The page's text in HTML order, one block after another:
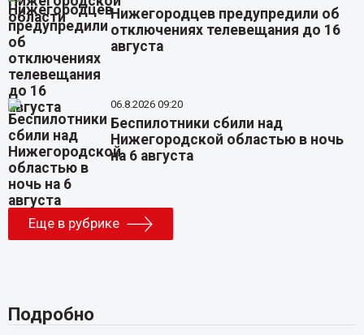
Нижегородцев предупредили об
отключениях телевещания до 16
августа
06.8.2026 09:20
Беспилотники сбили над
Нижегородской областью в ночь
на 6 августа
Еще в рубрике
Подробно